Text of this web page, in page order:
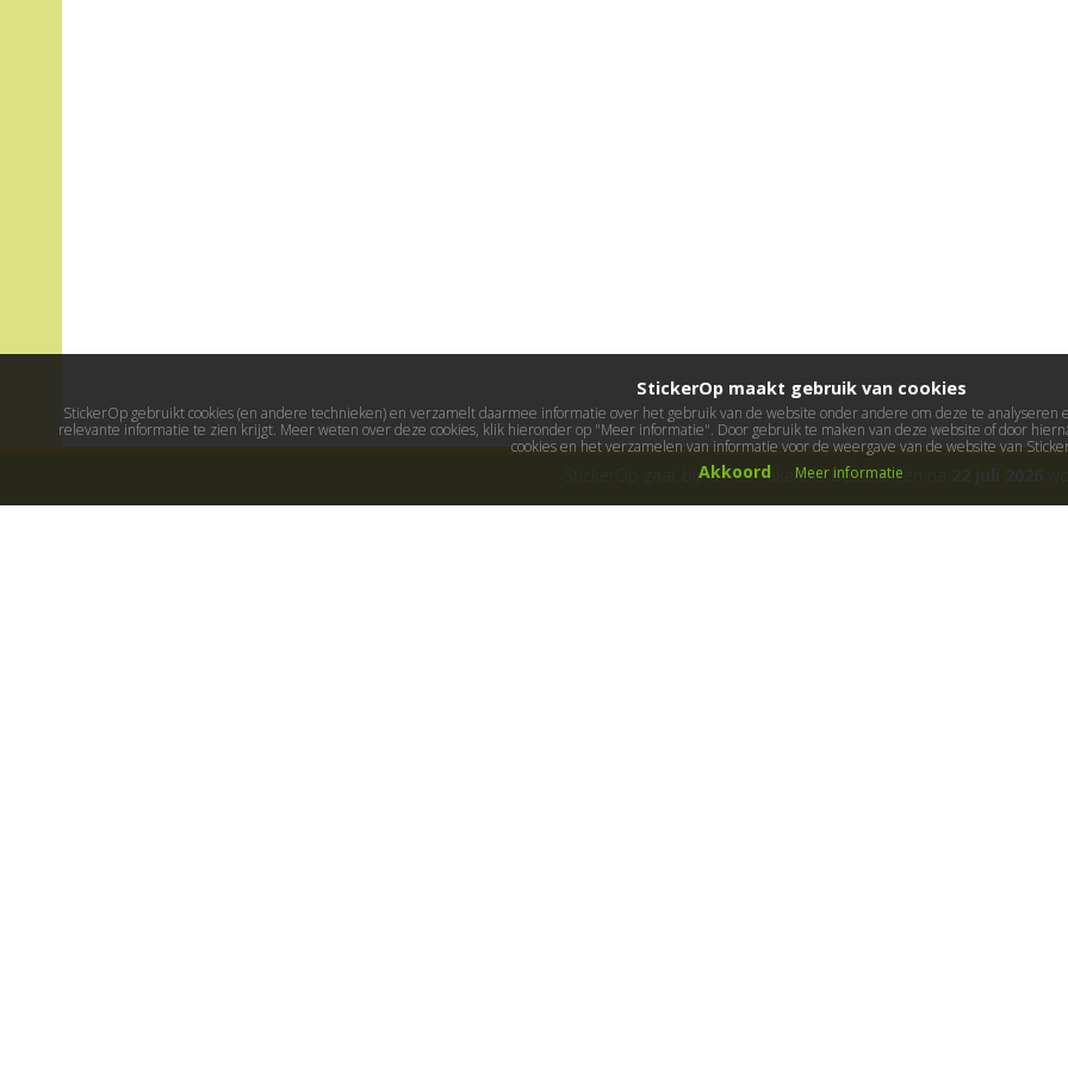
StickerOp gaat bijna met vakantie! Bestellingen na
StickerOp maakt gebruik van cookies
StickerOp gebruikt cookies (en andere technieken) en verzamelt daarmee informatie over het gebruik van de website onder andere om deze te
relevante informatie te zien krijgt. Meer weten over deze cookies, klik hieronder op "Meer informatie". Door gebruik te maken van deze website of door
cookies en het verzamelen van informatie voor de weergave van de website van
Akkoord Meer informatie